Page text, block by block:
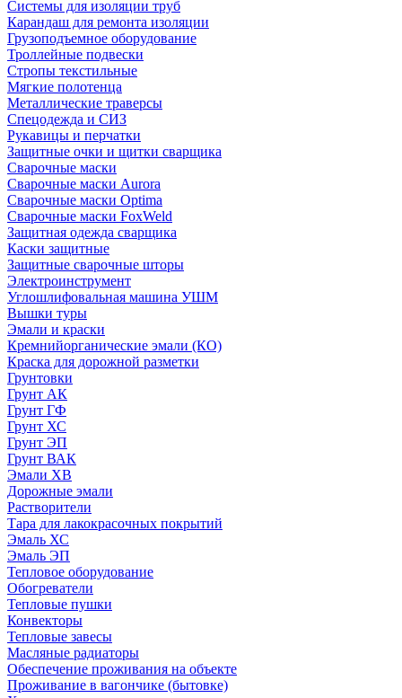
Системы для изоляции труб
Карандаш для ремонта изоляции
Грузоподъемное оборудование
Троллейные подвески
Стропы текстильные
Мягкие полотенца
Металлические траверсы
Спецодежда и СИЗ
Рукавицы и перчатки
Защитные очки и щитки сварщика
Сварочные маски
Сварочные маски Aurora
Сварочные маски Optima
Сварочные маски FoxWeld
Защитная одежда сварщика
Каски защитные
Защитные сварочные шторы
Электроинструмент
Углошлифовальная машина УШМ
Вышки туры
Эмали и краски
Кремнийорганические эмали (КО)
Краска для дорожной разметки
Грунтовки
Грунт АК
Грунт ГФ
Грунт ХС
Грунт ЭП
Грунт ВАК
Эмали ХВ
Дорожные эмали
Растворители
Тара для лакокрасочных покрытий
Эмаль ХС
Эмаль ЭП
Тепловое оборудование
Обогреватели
Тепловые пушки
Конвекторы
Тепловые завесы
Масляные радиаторы
Обеспечение проживания на объекте
Проживание в вагончике (бытовке)